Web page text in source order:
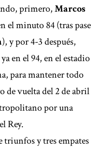
primero,Marcos
el minuto 84 (tras pase
), y por 4-3 después,
en el 94, en el estadio
para mantener todo
de vuelta del 2 de abril
por una
Rey.
triunfos y tres empates